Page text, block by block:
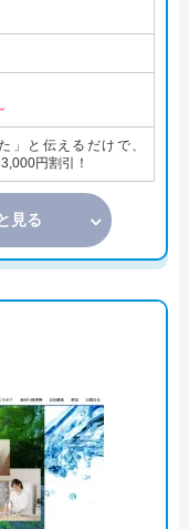
」と伝えるだけで、
円割引！
見る